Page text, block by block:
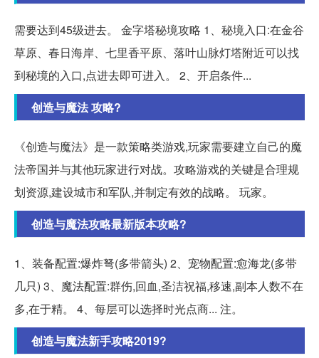
需要达到45级进去。 金字塔秘境攻略 1、秘境入口:在金谷
草原、春日海岸、七里香平原、落叶山脉灯塔附近可以找
到秘境的入口,点进去即可进入。 2、开启条件...
创造与魔法 攻略?
《创造与魔法》是一款策略类游戏,玩家需要建立自己的魔
法帝国并与其他玩家进行对战。攻略游戏的关键是合理规
划资源,建设城市和军队,并制定有效的战略。 玩家。
创造与魔法攻略最新版本攻略?
1、装备配置:爆炸弩(多带箭头) 2、宠物配置:愈海龙(多带
几只) 3、魔法配置:群伤,回血,圣洁祝福,移速,副本人数不在
多,在于精。 4、每层可以选择时光点商... 注。
创造与魔法新手攻略2019?